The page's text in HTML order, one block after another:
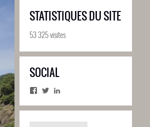
STATISTIQUES DU SITE
53 325 visites
SOCIAL
Facebook
Twitter